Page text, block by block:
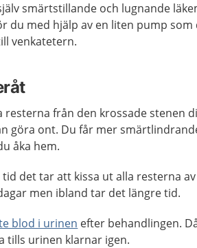
smärtstillande och lugnande
du med hjälp av en liten pump som
venkatetern.
resterna från den krossade stenen
göra ont. Du får mer
åka hem.
det tar att kissa ut alla resterna
men ibland tar det längre tid.
blod i urinen efter behandlingen.
tills urinen klarnar igen.